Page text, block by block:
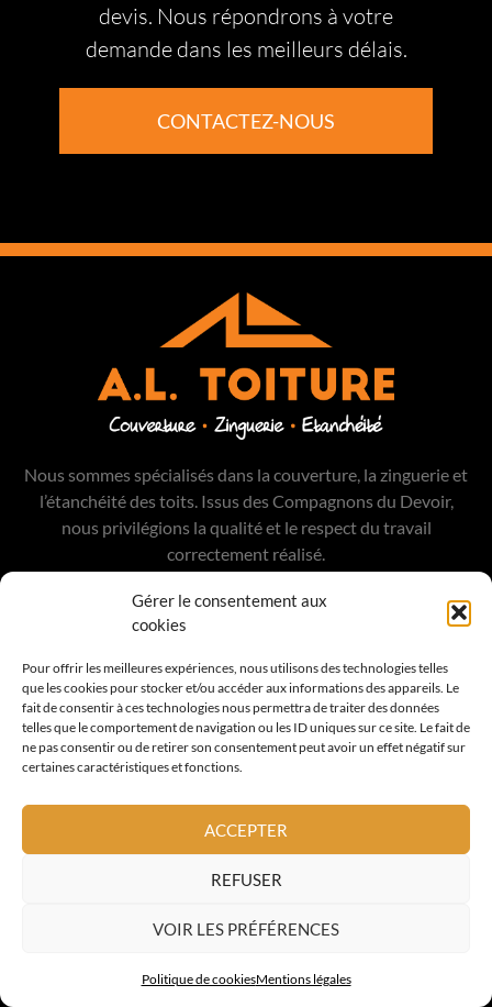
Gérer le consentement aux
cookies
Pour offrir les meilleures expériences, nous utilisons des technologies telles
que les cookies pour stocker et/ou accéder aux informations des appareils. Le
fait de consentir à ces technologies nous permettra de traiter des données
telles que le comportement de navigation ou les ID uniques sur ce site. Le fait de
ne pas consentir ou de retirer son consentement peut avoir un effet négatif sur
certaines caractéristiques et fonctions.
ACCEPTER
REFUSER
VOIR LES PRÉFÉRENCES
Politique de cookiesMentions légales
devis. Nous répondrons à votre
demande dans les meilleurs délais.
CONTACTEZ-NOUS
Nous sommes spécialisés dans la couverture, la zinguerie et
l’étanchéité des toits. Issus des Compagnons du Devoir,
nous privilégions la qualité et le respect du travail
correctement réalisé.
COORDONNÉES
16 Chemin des Travails
France
contact@altoiture.fr
A PROPOS